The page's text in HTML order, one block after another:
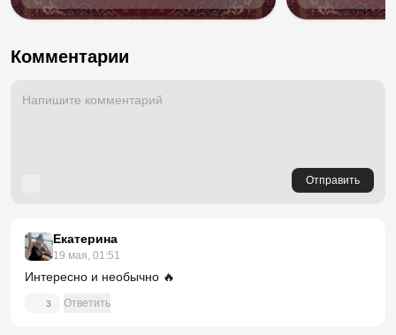
Комментарии
Отправить
Екатерина
19 мая, 01:51
Интересно и необычно 🔥
3 Ответить